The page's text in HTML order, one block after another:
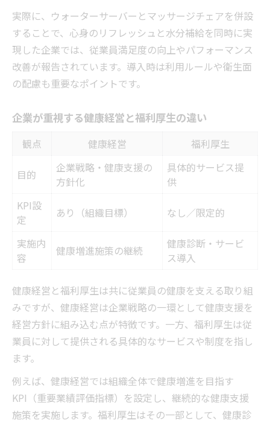
実際に、ウォーターサーバーとマッサージチェアを併設
することで、心身のリフレッシュと水分補給を同時に実
現した企業では、従業員満足度の向上やパフォーマンス
改善が報告されています。導入時は利用ルールや衛生面
の配慮も重要なポイントです。
企業が重視する健康経営と福利厚生の違い
観点 健康経営 福利厚生
目的
企業戦略・健康支援の
方針化
具体的サービス提
供
KPI設
定
あり（組織目標） なし／限定的
実施内
容
健康増進施策の継続
健康診断・サービ
ス導入
健康経営と福利厚生は共に従業員の健康を支える取り組
みですが、健康経営は企業戦略の一環として健康支援を
経営方針に組み込む点が特徴です。一方、福利厚生は従
業員に対して提供される具体的なサービスや制度を指し
ます。
例えば、健康経営では組織全体で健康増進を目指す
KPI（重要業績評価指標）を設定し、継続的な健康支援
施策を実施します。福利厚生はその一部として、健康診